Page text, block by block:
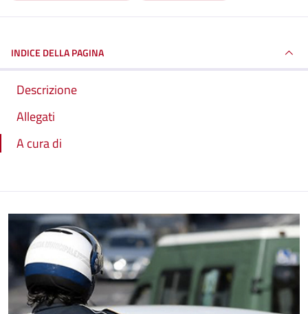
INDICE DELLA PAGINA
Descrizione
Allegati
A cura di